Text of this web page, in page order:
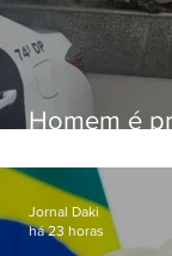
Homem é
Alcântara
Jornal Daki
há 23 horas